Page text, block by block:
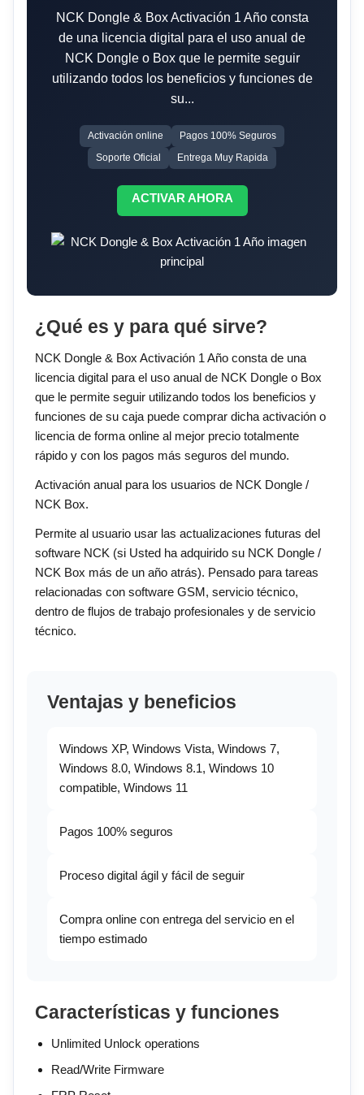
NCK Dongle & Box Activación 1 Año consta
de una licencia digital para el uso anual de
NCK Dongle o Box que le permite seguir
utilizando todos los beneficios y funciones de
su...
Activación online
Pagos 100% Seguros
Soporte Oficial
Entrega Muy Rapida
ACTIVAR AHORA
¿Qué es y para qué sirve?
NCK Dongle & Box Activación 1 Año consta de una
licencia digital para el uso anual de NCK Dongle o Box
que le permite seguir utilizando todos los beneficios y
funciones de su caja puede comprar dicha activación o
licencia de forma online al mejor precio totalmente
rápido y con los pagos más seguros del mundo.
Activación anual para los usuarios de NCK Dongle /
NCK Box.
Permite al usuario usar las actualizaciones futuras del
software NCK (si Usted ha adquirido su NCK Dongle /
NCK Box más de un año atrás). Pensado para tareas
relacionadas con software GSM, servicio técnico,
dentro de flujos de trabajo profesionales y de servicio
técnico.
Ventajas y beneficios
Windows XP, Windows Vista, Windows 7,
Windows 8.0, Windows 8.1, Windows 10
compatible, Windows 11
Pagos 100% seguros
Proceso digital ágil y fácil de seguir
Compra online con entrega del servicio en el
tiempo estimado
Características y funciones
Unlimited Unlock operations
Read/Write Firmware